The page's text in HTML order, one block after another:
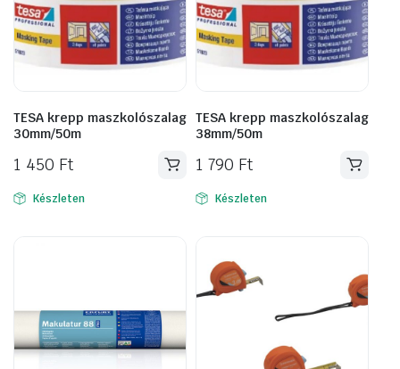
TESA krepp maszkolószalag
30mm/50m
1 450 Ft
Készleten
TESA krepp maszkolószalag
38mm/50m
1 790 Ft
Készleten